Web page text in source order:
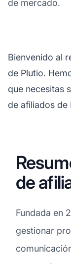
de mercado.
Bienvenido al
de Plutio.
que necesitas
de afiliados de
de
Fundada en
gestionar